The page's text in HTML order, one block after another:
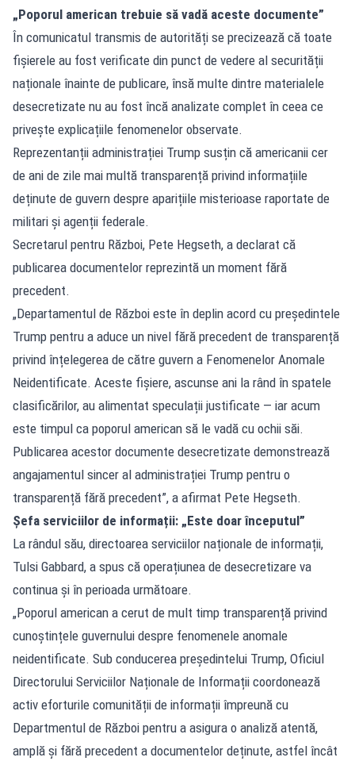
„Poporul american trebuie să vadă aceste documente”
În comunicatul transmis de autorități se precizează că toate
fișierele au fost verificate din punct de vedere al securității
naționale înainte de publicare, însă multe dintre materialele
desecretizate nu au fost încă analizate complet în ceea ce
privește explicațiile fenomenelor observate.
Reprezentanții administrației Trump susțin că americanii cer
de ani de zile mai multă transparență privind informațiile
deținute de guvern despre aparițiile misterioase raportate de
militari și agenții federale.
Secretarul pentru Război, Pete Hegseth, a declarat că
publicarea documentelor reprezintă un moment fără
precedent.
„Departamentul de Război este în deplin acord cu președintele
Trump pentru a aduce un nivel fără precedent de transparență
privind înțelegerea de către guvern a Fenomenelor Anomale
Neidentificate. Aceste fișiere, ascunse ani la rând în spatele
clasificărilor, au alimentat speculații justificate — iar acum
este timpul ca poporul american să le vadă cu ochii săi.
Publicarea acestor documente desecretizate demonstrează
angajamentul sincer al administrației Trump pentru o
transparență fără precedent”, a afirmat Pete Hegseth.
Șefa serviciilor de informații: „Este doar începutul”
La rândul său, directoarea serviciilor naționale de informații,
Tulsi Gabbard, a spus că operațiunea de desecretizare va
continua și în perioada următoare.
„Poporul american a cerut de mult timp transparență privind
cunoștințele guvernului despre fenomenele anomale
neidentificate. Sub conducerea președintelui Trump, Oficiul
Directorului Serviciilor Naționale de Informații coordonează
activ eforturile comunității de informații împreună cu
Departmentul de Război pentru a asigura o analiză atentă,
amplă și fără precedent a documentelor deținute, astfel încât